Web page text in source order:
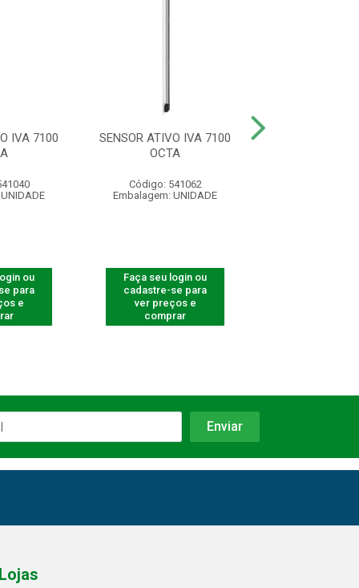
IVA 7100
ou
para
e
SENSOR ATIVO IVA 7100
OCTA
Código: 541062
Embalagem: UNIDADE
Faça seu login ou
cadastre-se para
ver preços e
comprar